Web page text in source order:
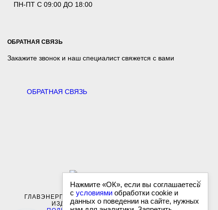
ПН-ПТ С 09:00 ДО 18:00
ОБРАТНАЯ СВЯЗЬ
Закажите звонок и наш специалист свяжется с вами
ОБРАТНАЯ СВЯЗЬ
ГЛАВЭНЕРГО-ЖБИ - ПОСТАВКИ ЖЕЛЕЗОБЕТОННЫХ
ИЗДЕЛИЙ. ВСЕ ПРАВА ЗАЩИЩЕНЫ
×
Нажмите «ОК», если вы соглашаетесь
с условиями обработки cookie и
данных о поведении на сайте, нужных